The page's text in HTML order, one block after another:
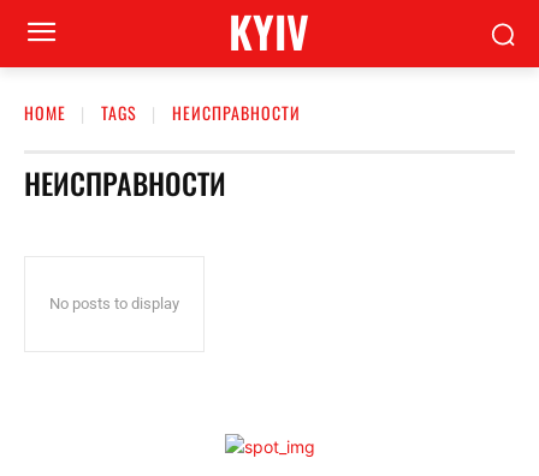
KYIV
HOME TAGS НЕИСПРАВНОСТИ
НЕИСПРАВНОСТИ
No posts to display